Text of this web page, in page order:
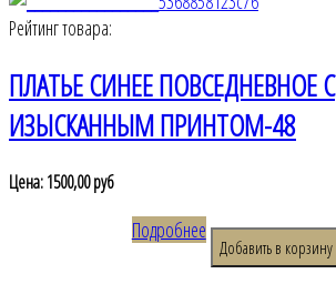
Рейтинг товара:
ПЛАТЬЕ СИНЕЕ ПОВСЕДНЕВНОЕ С
ИЗЫСКАННЫМ ПРИНТОМ-48
Цена:1500,00 руб
Подробнее